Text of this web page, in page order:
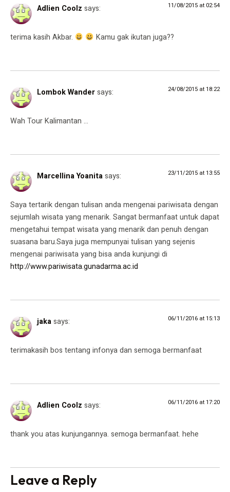
Adlien Coolz says: 11/08/2015 at 02:54
terima kasih Akbar. Kamu gak ikutan juga??
Lombok Wandersays: 24/08/2015 at 18:22
Wah Tour Kalimantan …
Marcellina Yoanitasays: 23/11/2015 at 13:55
Saya tertarik dengan tulisan anda mengenai pariwisata dengan
sejumlah wisata yang menarik. Sangat bermanfaat untuk dapat
mengetahui tempat wisata yang menarik dan penuh dengan
suasana baru.Saya juga mempunyai tulisan yang sejenis
mengenai pariwisata yang bisa anda kunjungi di
http://www.pariwisata.gunadarma.ac.id
jakasays: 06/11/2016 at 15:13
terimakasih bos tentang infonya dan semoga bermanfaat
Adlien Coolz says: 06/11/2016 at 17:20
thank you atas kunjungannya. semoga bermanfaat. hehe
Leave a Reply